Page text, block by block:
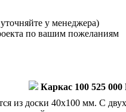
у менеджера)
по вашим пожеланиям
Каркас 100 525 000
из доски 40x100 мм. С